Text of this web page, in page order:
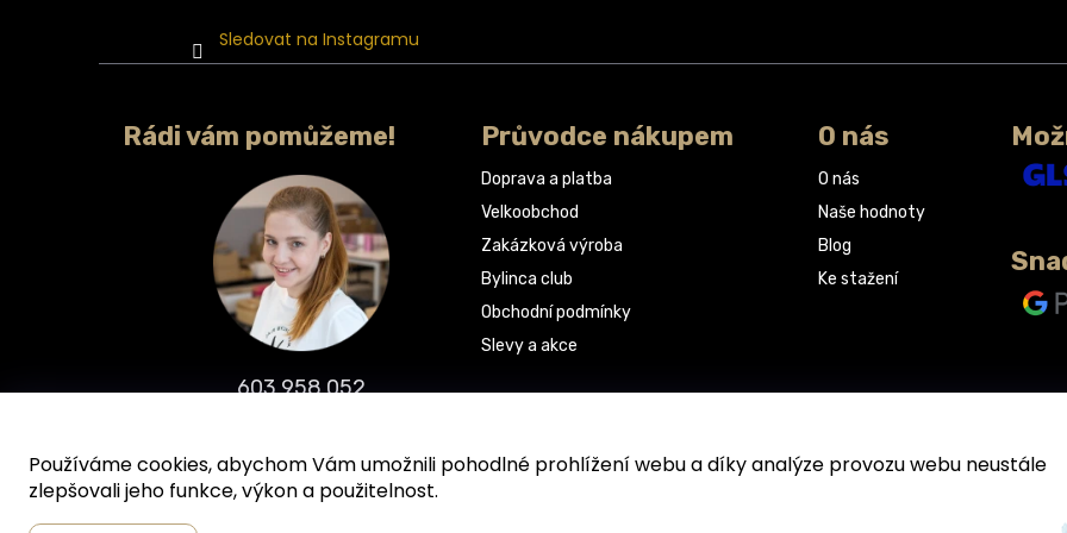
Používáme cookies, abychom Vám umožnili pohodlné prohlížení webu a díky analýze provozu webu neustále
zlepšovali jeho funkce, výkon a použitelnost.
Sledovat na Instagramu
Rádi vám pomůžeme!
603 958 052
Průvodce nákupem
Doprava a platba
Velkoobchod
Zakázková výroba
Bylinca club
Obchodní podmínky
Slevy a akce
O nás
O nás
Naše hodnoty
Blog
Ke stažení